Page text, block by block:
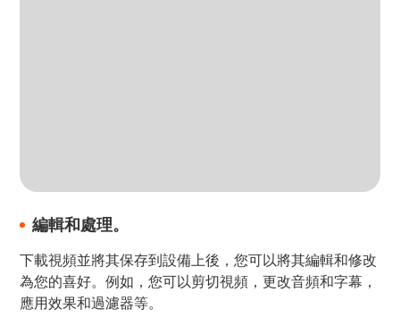
編輯和處理。
下載視頻並將其保存到設備上後，您可以將其編輯和修改
為您的喜好。例如，您可以剪切視頻，更改音頻和字幕，
應用效果和過濾器等。